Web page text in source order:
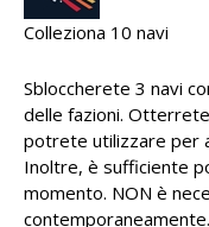
Colleziona 10 navi
Sbloccherete 3 navi
delle fazioni.
potrete utilizzare per
Inoltre, è sufficiente
momento. NON è
contemporaneamente.